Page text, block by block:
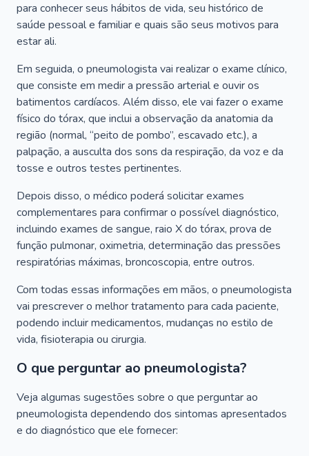
para conhecer seus hábitos de vida, seu histórico de
saúde pessoal e familiar e quais são seus motivos para
estar ali.
Em seguida, o pneumologista vai realizar o exame clínico,
que consiste em medir a pressão arterial e ouvir os
batimentos cardíacos. Além disso, ele vai fazer o exame
físico do tórax, que inclui a observação da anatomia da
região (normal, “peito de pombo”, escavado etc.), a
palpação, a ausculta dos sons da respiração, da voz e da
tosse e outros testes pertinentes.
Depois disso, o médico poderá solicitar exames
complementares para confirmar o possível diagnóstico,
incluindo exames de sangue, raio X do tórax, prova de
função pulmonar, oximetria, determinação das pressões
respiratórias máximas, broncoscopia, entre outros.
Com todas essas informações em mãos, o pneumologista
vai prescrever o melhor tratamento para cada paciente,
podendo incluir medicamentos, mudanças no estilo de
vida, fisioterapia ou cirurgia.
O que perguntar ao pneumologista?
Veja algumas sugestões sobre o que perguntar ao
pneumologista dependendo dos sintomas apresentados
e do diagnóstico que ele fornecer: